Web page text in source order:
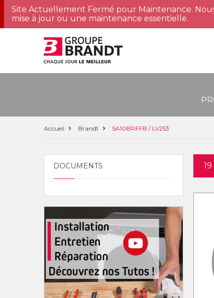
Site Actuellement Fermé pour Maintenance.
mise à jour ou une maintenance essentielle.
Accueil Brandt 5A10BRFFB / LV253
DOCUMENTS